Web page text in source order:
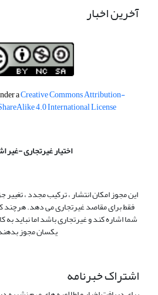
آخرین اخبار
aCreative Commons Attribution-
4.0 International License
اختیار غیرتجاری -غیر
این مجوز امکان انتشار ، ترکیب مجدد ، تغییر
فقط برای مقاصد غیرتجاری می دهد. هرچند
شما اشاره کند و غیرتجاری باشد اما نباید
یکسان مجوز
اشتراک خبرنامه